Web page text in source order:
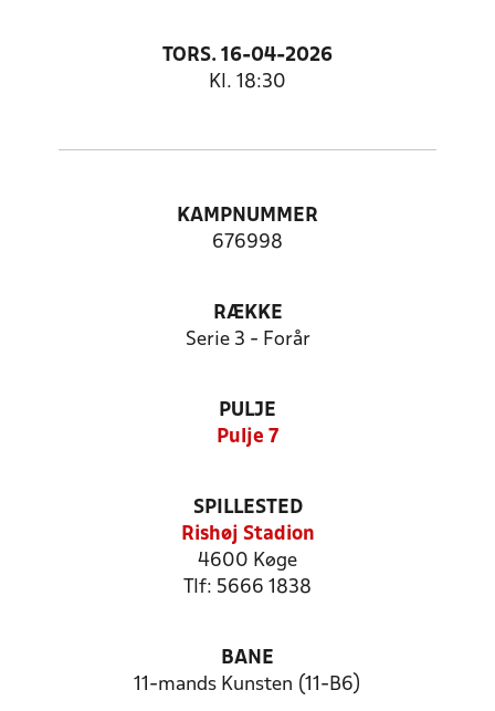
TORS. 16-04-2026
Kl. 18:30
KAMPNUMMER
676998
RÆKKE
Serie 3 - Forår
PULJE
Pulje 7
SPILLESTED
Rishøj Stadion
4600 Køge
Tlf: 5666 1838
BANE
11-mands Kunsten (11-B6)